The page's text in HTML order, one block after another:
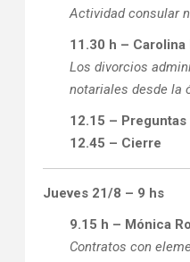
Actividad consular
11.30 h – Carolina
Los divorcios
notariales desde la
12.15 –
12.45 – Cierre
Jueves 21/8 – 9 hs
9.15 h – Mónica
Contratos con